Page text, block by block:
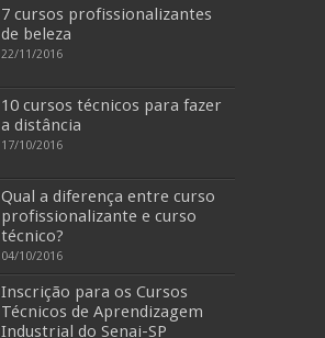
7 cursos profissionalizantes
de beleza
22/11/2016
10 cursos técnicos para fazer
a distância
17/10/2016
Qual a diferença entre curso
profissionalizante e curso
técnico?
04/10/2016
Inscrição para os Cursos
Técnicos de Aprendizagem
Industrial do Senai-SP